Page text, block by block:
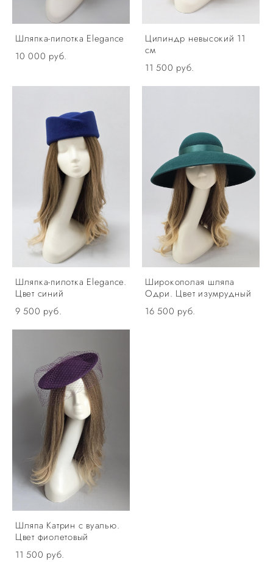
Шляпка-пилотка Elegance
10 000 pуб.
Цилиндр невысокий 11
см
11 500 pуб.
Шляпка-пилотка Elegance.
Цвет синий
9 500 pуб.
Широкополая шляпа
Одри. Цвет изумрудный
16 500 pуб.
Шляпа Катрин с вуалью.
Цвет фиолетовый
11 500 pуб.